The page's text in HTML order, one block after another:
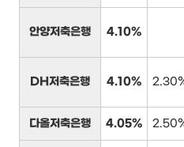
안양저축은행 4.10%
DH저축은행 4.10%
다올저축은행 4.05%